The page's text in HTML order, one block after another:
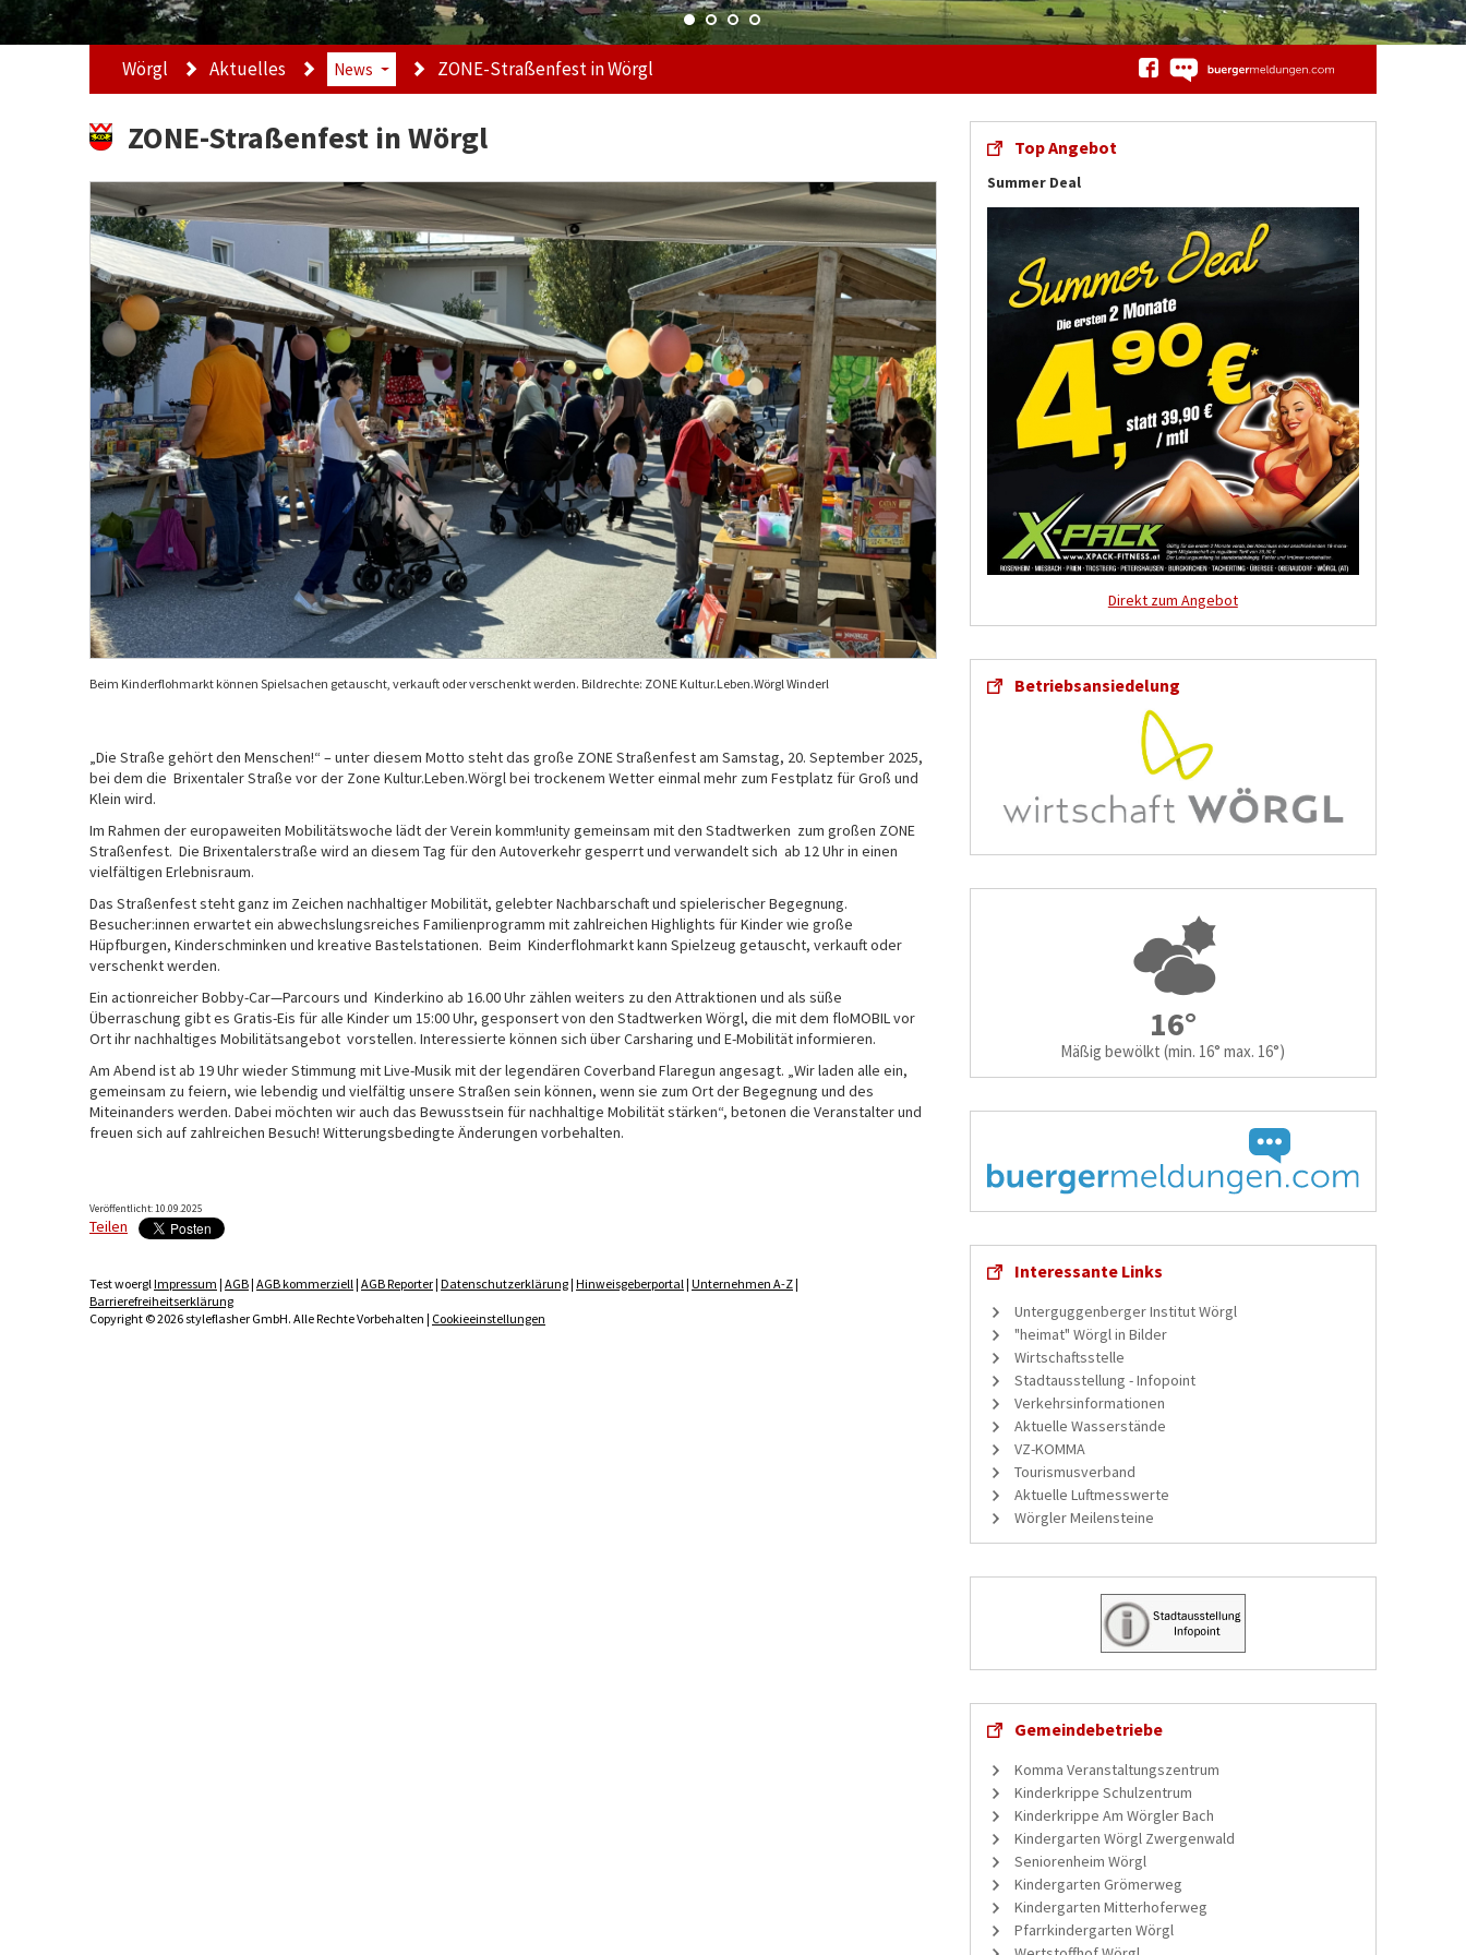
Wörgl Aktuelles News ZONE-Straßenfest in Wörgl
ZONE-Straßenfest in Wörgl
Beim Kinderflohmarkt können Spielsachen getauscht, verkauft oder verschenkt werden. Bildrechte: ZONE Kultur.Leben.Wörgl Winderl
„Die Straße gehört den Menschen!“ – unter diesem Motto steht das große ZONE Straßenfest am Samstag, 20. September 2025,
bei dem die Brixentaler Straße vor der Zone Kultur.Leben.Wörgl bei trockenem Wetter einmal mehr zum Festplatz für Groß und
Klein wird.
Im Rahmen der europaweiten Mobilitätswoche lädt der Verein komm!unity gemeinsam mit den Stadtwerken zum großen ZONE
Straßenfest. Die Brixentalerstraße wird an diesem Tag für den Autoverkehr gesperrt und verwandelt sich ab 12 Uhr in einen
vielfältigen Erlebnisraum.
Das Straßenfest steht ganz im Zeichen nachhaltiger Mobilität, gelebter Nachbarschaft und spielerischer Begegnung.
Besucher:innen erwartet ein abwechslungsreiches Familienprogramm mit zahlreichen Highlights für Kinder wie große
Hüpfburgen, Kinderschminken und kreative Bastelstationen. Beim Kinderflohmarkt kann Spielzeug getauscht, verkauft oder
verschenkt werden.
Ein actionreicher Bobby-Car—Parcours und Kinderkino ab 16.00 Uhr zählen weiters zu den Attraktionen und als süße
Überraschung gibt es Gratis-Eis für alle Kinder um 15:00 Uhr, gesponsert von den Stadtwerken Wörgl, die mit dem floMOBIL vor
Ort ihr nachhaltiges Mobilitätsangebot vorstellen. Interessierte können sich über Carsharing und E-Mobilität informieren.
Am Abend ist ab 19 Uhr wieder Stimmung mit Live-Musik mit der legendären Coverband Flaregun angesagt. „Wir laden alle ein,
gemeinsam zu feiern, wie lebendig und vielfältig unsere Straßen sein können, wenn sie zum Ort der Begegnung und des
Miteinanders werden. Dabei möchten wir auch das Bewusstsein für nachhaltige Mobilität stärken“, betonen die Veranstalter und
freuen sich auf zahlreichen Besuch! Witterungsbedingte Änderungen vorbehalten.
Veröffentlicht: 10.09.2025
Teilen
Test woergl Impressum | AGB| AGB kommerziell | AGB Reporter| Datenschutzerklärung| Hinweisgeberportal | Unternehmen A-Z|
Barrierefreiheitserklärung
Copyright © 2026 styleflasher GmbH. Alle Rechte Vorbehalten | Cookieeinstellungen
Top Angebot
Summer Deal
Direkt zum Angebot
Betriebsansiedelung
16°
Mäßig bewölkt (min. 16° max. 16°)
Interessante Links
Unterguggenberger Institut Wörgl
"heimat" Wörgl in Bilder
Wirtschaftsstelle
Stadtausstellung - Infopoint
Verkehrsinformationen
Aktuelle Wasserstände
VZ-KOMMA
Tourismusverband
Aktuelle Luftmesswerte
Wörgler Meilensteine
Gemeindebetriebe
Komma Veranstaltungszentrum
Kinderkrippe Schulzentrum
Kinderkrippe Am Wörgler Bach
Kindergarten Wörgl Zwergenwald
Seniorenheim Wörgl
Kindergarten Grömerweg
Kindergarten Mitterhoferweg
Pfarrkindergarten Wörgl